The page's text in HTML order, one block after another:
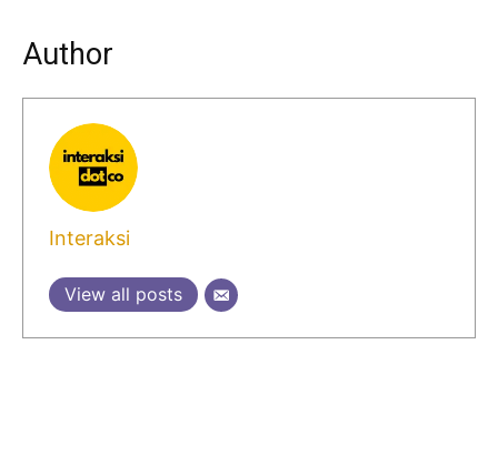
Author
Interaksi
View all posts